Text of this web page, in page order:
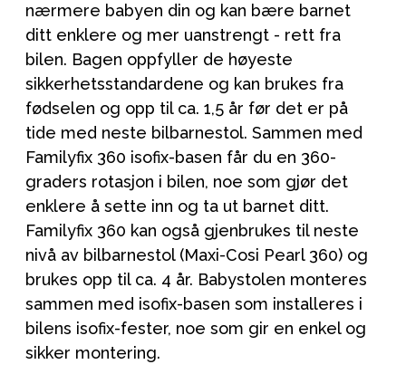
nærmere babyen din og kan bære barnet
ditt enklere og mer uanstrengt - rett fra
bilen. Bagen oppfyller de høyeste
sikkerhetsstandardene og kan brukes fra
fødselen og opp til ca. 1,5 år før det er på
tide med neste bilbarnestol. Sammen med
Familyfix 360 isofix-basen får du en 360-
graders rotasjon i bilen, noe som gjør det
enklere å sette inn og ta ut barnet ditt.
Familyfix 360 kan også gjenbrukes til neste
nivå av bilbarnestol (Maxi-Cosi Pearl 360) og
brukes opp til ca. 4 år. Babystolen monteres
sammen med isofix-basen som installeres i
bilens isofix-fester, noe som gir en enkel og
sikker montering.